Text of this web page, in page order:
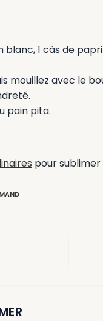
1 càs de
mouillez avec le
pain pita.
pour